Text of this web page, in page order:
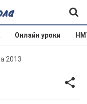
Онлайн уроки
2013